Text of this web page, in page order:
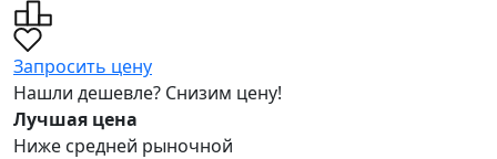
Запросить цену
Нашли дешевле? Снизим цену!
Лучшая цена
Ниже средней рыночной